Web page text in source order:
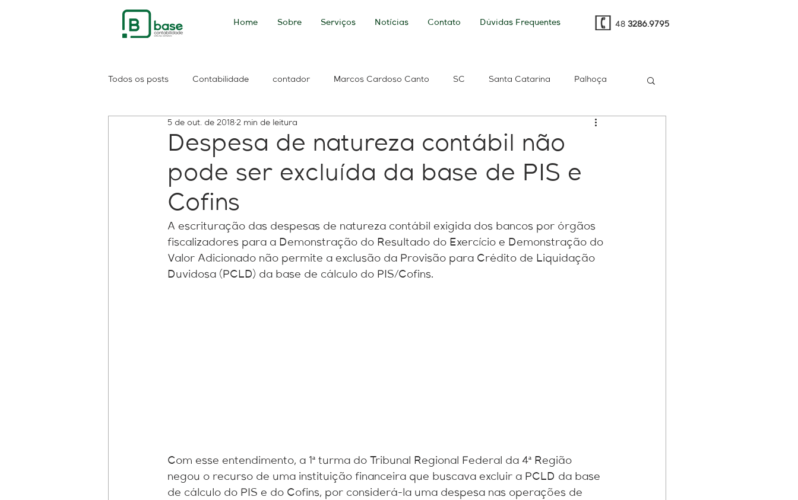
Home Sobre Serviços Notícias Contato Dúvidas Frequentes 48 3286.9795
Todos os posts Contabilidade contador Marcos Cardoso Canto SC Santa Catarina Palhoça
PASEP consulta saldo
Contribuintes Consolidação de Débitos Débitos Previdenciários ICMS e-Social multa
Reforma do IR Imposto de Renda base de cálculo Base Contabilidade tecnologia Sped
fundos patriminiais Perícia Contábil Cuidados
Despesa de natureza contábil não
pode ser excluída da base de PIS e
Cofins
5 de out. de 2018 2 min de leitura
A escrituração das despesas de natureza contábil exigida dos bancos por órgãos
fiscalizadores para a Demonstração do Resultado do Exercício e Demonstração do
Valor Adicionado não permite a exclusão da Provisão para Crédito de Liquidação
Duvidosa (PCLD) da base de cálculo do PIS/Cofins.
Com esse entendimento, a 1ª turma do Tribunal Regional Federal da 4ª Região
negou o recurso de uma instituição financeira que buscava excluir a PCLD da base
de cálculo do PIS e do Cofins, por considerá-la uma despesa nas operações de